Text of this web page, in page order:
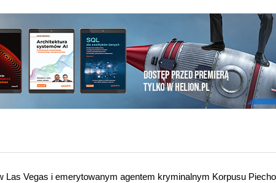
Las Vegas i emerytowanym agentem kryminalnym Korpusu